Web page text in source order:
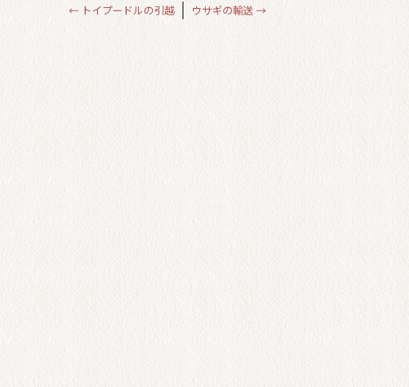
← トイプードルの引越 ウサギの輸送 →